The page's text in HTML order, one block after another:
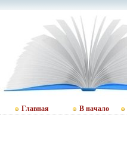
Главная В начало